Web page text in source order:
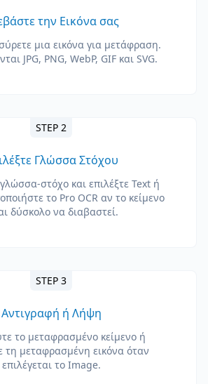
την Εικόνα σας
μια εικόνα για μετάφραση.
JPG, PNG, WebP, GIF και SVG.
STEP 2
Γλώσσα Στόχου
στόχο και επιλέξτε Text ή
το Pro OCR αν το κείμενο
δύσκολο να διαβαστεί.
STEP 3
Αντιγραφή ή Λήψη
το μεταφρασμένο κείμενο ή
τη μεταφρασμένη εικόνα όταν
επιλέγεται το Image.